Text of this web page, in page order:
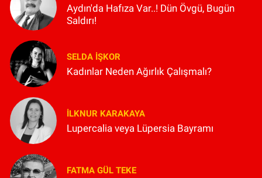
Aydın'da Hafıza Var..! Dün Övgü, Bugün
Saldırı!
SELDA İŞKOR
Kadınlar Neden Ağırlık Çalışmalı?
İLKNUR KARAKAYA
Lupercalia veya Lüpersia Bayramı
FATMA GÜL TEKE